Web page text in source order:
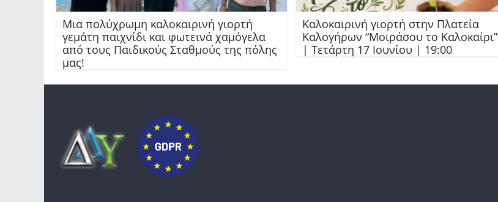
Μια πολύχρωμη καλοκαιρινή γιορτή
γεμάτη παιχνίδι και φωτεινά χαμόγελα
από τους Παιδικούς Σταθμούς της πόλης
μας!
Καλοκαιρινή γιορτή στην Πλατεία
Καλογήρων “Μοιράσου το Καλοκαίρι”
| Τετάρτη 17 Ιουνίου | 19:00